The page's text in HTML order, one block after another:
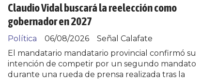
Claudio Vidal buscará la reelección como
gobernador en 2027
Señal Calafate
Política
06/08/2026
El mandatario mandatario provincial confirmó su
intención de competir por un segundo mandato
durante una rueda de prensa realizada tras la